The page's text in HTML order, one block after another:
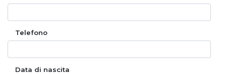
Telefono
Data di nascita